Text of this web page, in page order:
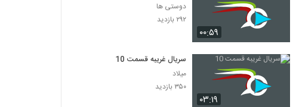
۰۰:۵۹
دوستی ها
۲۹۲ بازدید
۰۳:۱۹
سریال غریبه قسمت 10
میلاد
۳۵۰ بازدید